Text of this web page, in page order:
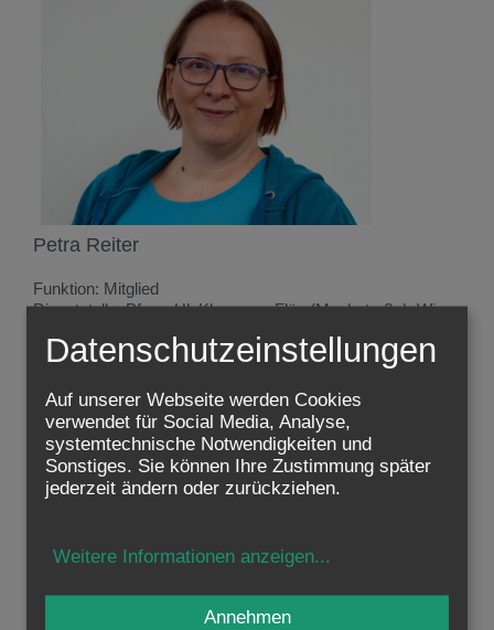
Petra Reiter
Funktion: Mitglied
Dienststelle: Pfarre Hl. Klaus von Flüe (Machstraße), Wien
Warum arbeitest du für die Katholische Kirche?
Was tust du an freien Tagen?
Wo verbringst du gerne deinen Urlaub?
Datenschutzeinstellungen
Auf unserer Webseite werden Cookies
verwendet für Social Media, Analyse,
systemtechnische Notwendigkeiten und
Sonstiges. Sie können Ihre Zustimmung später
jederzeit ändern oder zurückziehen.
Weitere Informationen anzeigen...
Annehmen